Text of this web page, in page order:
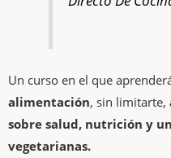
Un curso en el que
alimentación, sin limitarte,
sobre salud, nutrición y
vegetarianas.